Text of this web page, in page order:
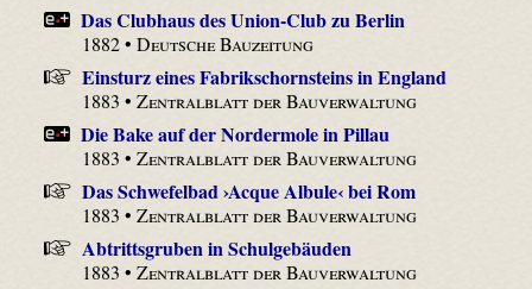
Das Clubhaus des Union-Club zu Berlin
1882 •Deutsche Bauzeitung
Einsturz eines Fabrikschornsteins in England
1883 •Zentralblatt der Bauverwaltung
Die Bake auf der Nordermole in Pillau
1883 •Zentralblatt der Bauverwaltung
Das Schwefelbad ›Acque Albule‹ bei Rom
1883 •Zentralblatt der Bauverwaltung
Abtrittsgruben in Schulgebäuden
1883 •Zentralblatt der Bauverwaltung